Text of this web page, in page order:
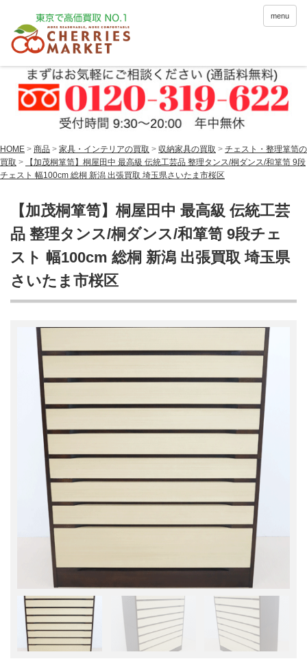
menu
HOME > 商品 > 家具・インテリアの買取 > 収納家具の買取 > チェスト・整理箪笥の
買取 >
【加茂桐箪笥】桐屋田中 最高級 伝統工芸品 整理タンス/桐ダンス/和箪笥 9段
チェスト 幅100cm 総桐 新潟 出張買取 埼玉県さいたま市桜区
【加茂桐箪笥】桐屋田中 最高級 伝統工芸
品 整理タンス/桐ダンス/和箪笥 9段チェ
スト 幅100cm 総桐 新潟 出張買取 埼玉県
さいたま市桜区